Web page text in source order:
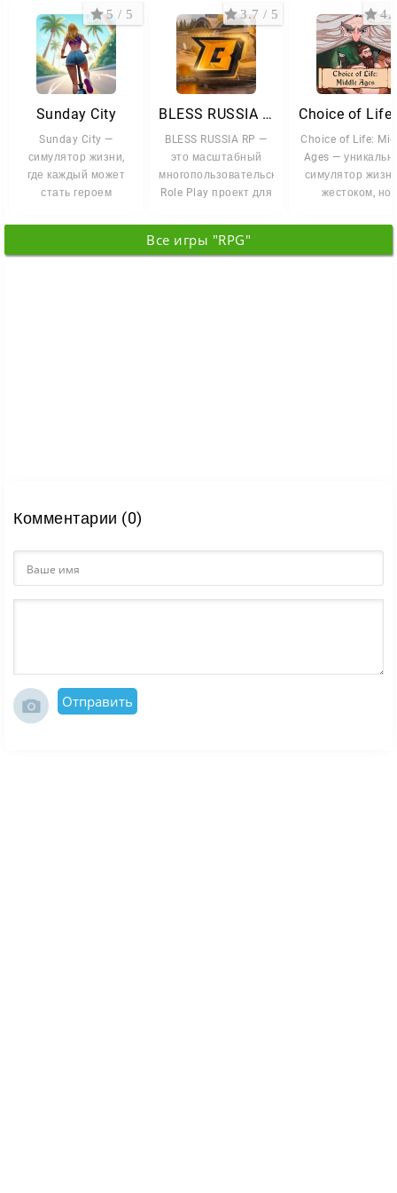
Sunday City
Sunday City —
симулятор жизни,
где каждый может
стать героем
истории. Забудьте о
5 / 5
BLESS RUSSIA RP
BLESS RUSSIA RP —
это масштабный
многопользовательский
Role Play проект для
предлагающий
3.7 / 5
Choice of Life:
Ages —
симулятор
жестоком, но
средневековом
Все игры "RPG"
Комментарии (0)
Отправить